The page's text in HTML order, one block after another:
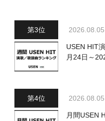
2026.08.05
USEN HIT
月24日～
2026.08.05
月間USEN